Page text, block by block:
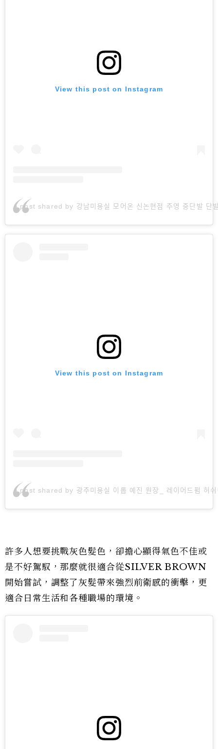
View this post on Instagram
A post shared by 강남미용실 모어온 신논현점 주영 중단발
View this post on Instagram
A post shared by 광주미용실 이롭 예진 원장_ 레이어드펌 허
許多人想要挑戰灰色髮色，卻擔心顯得氣色不佳或
是不好駕馭，那麼就很適合從SILVER BROWN
開始嘗試，調整了灰髮帶來強烈前衛感的衝擊，更
適合日常生活和各種職場的環境。